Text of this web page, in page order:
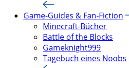
Game-Guides & Fan-Fiction
Minecraft-Bücher
Battle of the Blocks
Gameknight999
Tagebuch eines Noobs